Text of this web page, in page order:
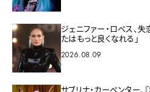
ジェニファー・ロペス、
たはもっと良くなれる」
2026.08.09
サブリナ・カーペンター